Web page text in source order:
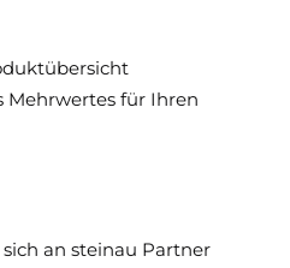
Mehrwertes für Ihren
an steinau Partner